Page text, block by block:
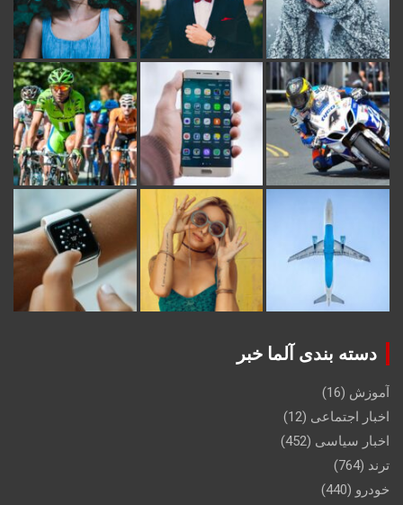
دسته بندی آلما خبر
آموزش (16)
اخبار اجتماعی (12)
اخبار سیاسی (452)
ترند (764)
خودرو (440)